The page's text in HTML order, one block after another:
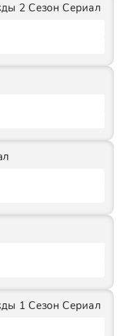
2 Сезон Сериал
1 Сезон Сериал